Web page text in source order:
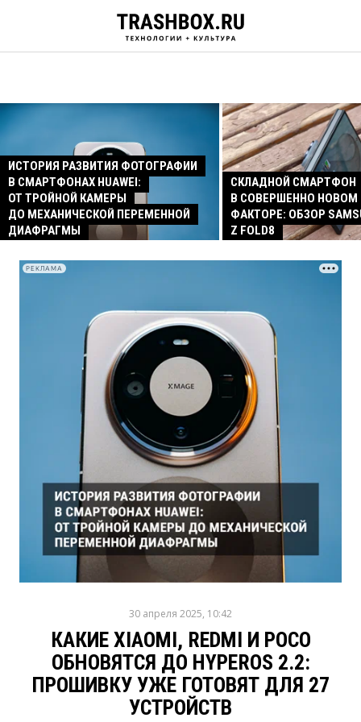
ИСТОРИЯ РАЗВИТИЯ ФОТОГРАФИИ
В СМАРТФОНАХ HUAWEI:
ОТ ТРОЙНОЙ КАМЕРЫ
ДО МЕХАНИЧЕСКОЙ ПЕРЕМЕННОЙ
ДИАФРАГМЫ
СКЛАДНОЙ СМАРТФОН
В СОВЕРШЕННО
ФАКТОРЕ: ОБЗОР
Z FOLD8
РЕКЛАМА
30 апреля 2025, 10:42
КАКИЕ XIAOMI, REDMI И POCO
ОБНОВЯТСЯ ДО HYPEROS 2.2:
ПРОШИВКУ УЖЕ ГОТОВЯТ ДЛЯ 27
УСТРОЙСТВ